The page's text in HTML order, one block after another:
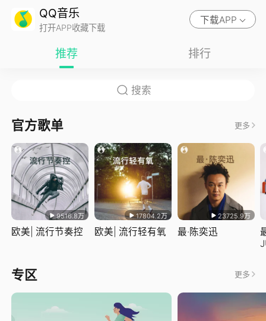
QQ音乐
打开APP收藏下载
下载APP
推荐 排行
官方歌单 更多
9516.8万
欧美| 流行节奏控
17804.2万
欧美| 流行轻有氧
23725.9万
最·陈奕迅
专区 更多